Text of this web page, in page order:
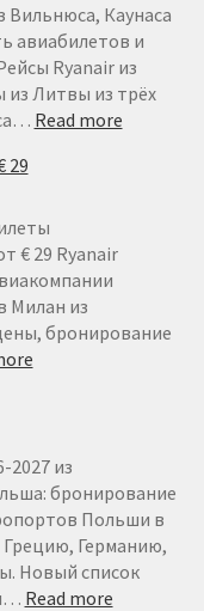
Вильнюса, Каунаса
авиабилетов и
Ryanair из
из Литвы из трёх
Read more:
29
€ 29 Ryanair
Милан из
бронирование
:
ОТ
€
29
2027 из
бронирование
Польши в
Германию,
Новый список
Read more: